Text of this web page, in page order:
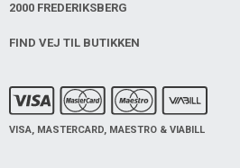
2000 FREDERIKSBERG
FIND VEJ TIL BUTIKKEN
VISA, MASTERCARD, MAESTRO & VIABILL